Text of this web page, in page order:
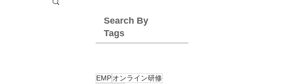
Search By
Tags
EMPオンライン研修